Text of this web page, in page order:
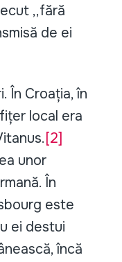
,,fără
de ei
În Croația, în
local era
[2]
unor
În
este
ei destui
încă